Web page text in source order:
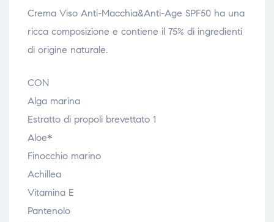
Crema Viso Anti-Macchia&Anti-Age SPF50 ha una
ricca composizione e contiene il 75% di ingredienti
di origine naturale.
CON
Alga marina
Estratto di propoli brevettato 1
Aloe*
Finocchio marino
Achillea
Vitamina E
Pantenolo